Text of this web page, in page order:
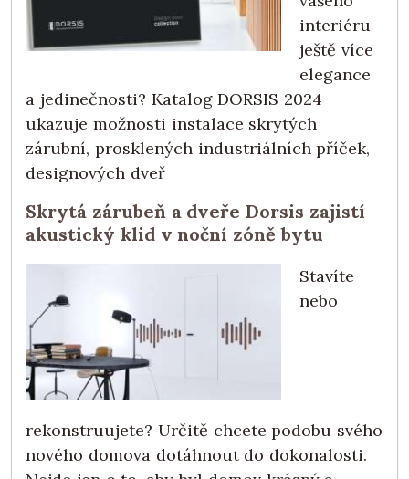
interiéru
ještě více
elegance
a jedinečnosti? Katalog DORSIS 2024
ukazuje možnosti instalace skrytých
zárubní, prosklených industriálních příček,
designových dveř
Skrytá zárubeň a dveře Dorsis zajistí
akustický klid v noční zóně bytu
Stavíte
nebo
rekonstruujete? Určitě chcete podobu svého
nového domova dotáhnout do dokonalosti.